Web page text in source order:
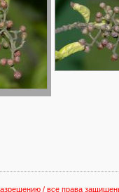
/ все права